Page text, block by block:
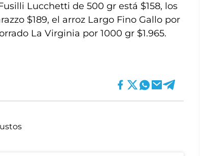
Lucchetti de 500 gr está $158, los
$189, el arroz Largo Fino Gallo por
La Virginia por 1000 gr $1.965.